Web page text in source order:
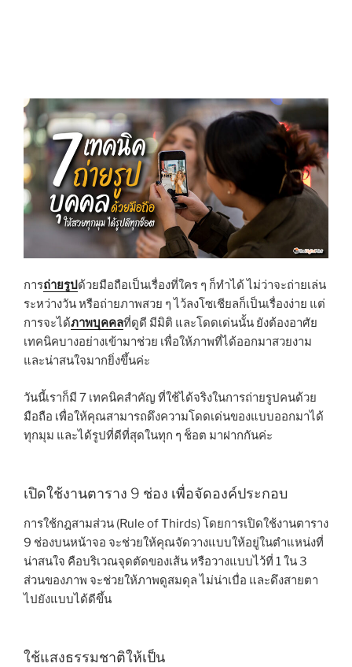
การถ่ายรูปด้วยมือถือเป็นเรื่องที่ใคร ๆ ก็ทำได้ ไม่ว่าจะถ่ายเล่น
ระหว่างวัน หรือถ่ายภาพสวย ๆ ไว้ลงโซเชียลก็เป็นเรื่องง่าย แต่
การจะได้ภาพบุคคลที่ดูดี มีมิติ และโดดเด่นนั้น ยังต้องอาศัย
เทคนิคบางอย่างเข้ามาช่วย เพื่อให้ภาพที่ได้ออกมาสวยงาม
และน่าสนใจมากยิ่งขึ้นค่ะ
วันนี้เราก็มี 7 เทคนิคสำคัญ ที่ใช้ได้จริงในการถ่ายรูปคนด้วย
มือถือ เพื่อให้คุณสามารถดึงความโดดเด่นของแบบออกมาได้
ทุกมุม และได้รูปที่ดีที่สุดในทุก ๆ ช็อต มาฝากกันค่ะ
เปิดใช้งานตาราง 9 ช่อง เพื่อจัดองค์ประกอบ
การใช้กฎสามส่วน (Rule of Thirds) โดยการเปิดใช้งานตาราง
9 ช่องบนหน้าจอ จะช่วยให้คุณจัดวางแบบให้อยู่ในตำแหน่งที่
น่าสนใจ คือบริเวณจุดตัดของเส้น หรือวางแบบไว้ที่ 1 ใน 3
ส่วนของภาพ จะช่วยให้ภาพดูสมดุล ไม่น่าเบื่อ และดึงสายตา
ไปยังแบบได้ดีขึ้น
ใช้แสงธรรมชาติให้เป็น